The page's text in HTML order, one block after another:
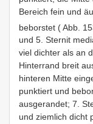
Bereich fein und
beborstet ( Abb.
und 5. Sternit
viel dichter als an
Hinterrand breit
hinteren Mitte
punktiert und
ausgerandet; 7.
und ziemlich dicht